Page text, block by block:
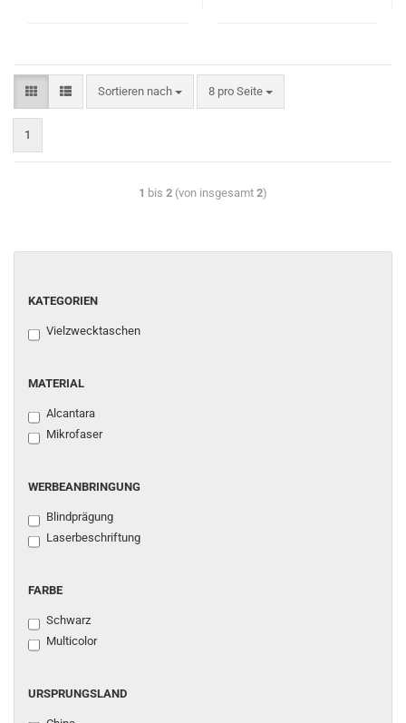
Sortieren nach 8 pro Seite
1
1 bis 2 (von insgesamt 2)
KATEGORIEN
Vielzwecktaschen
MATERIAL
Alcantara
Mikrofaser
WERBEANBRINGUNG
Blindprägung
Laserbeschriftung
FARBE
Schwarz
Multicolor
URSPRUNGSLAND